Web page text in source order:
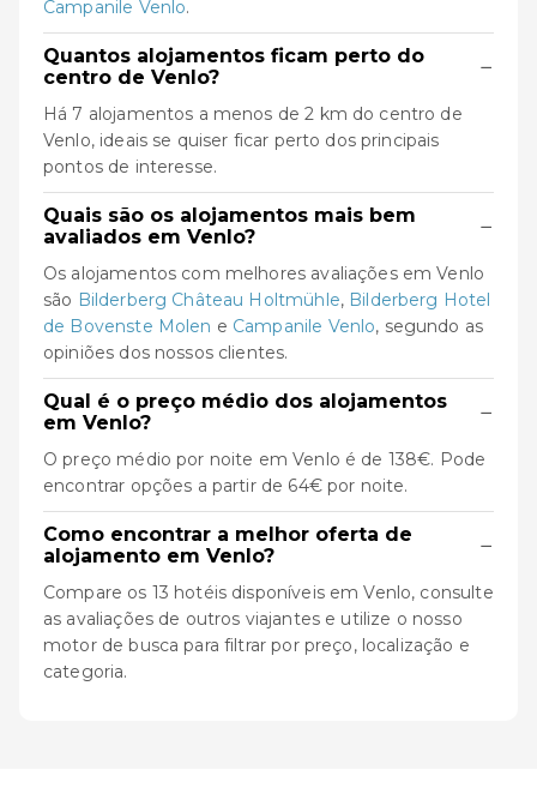
Campanile Venlo.
Quantos alojamentos ficam perto do
centro de Venlo?
−
Há 7 alojamentos a menos de 2 km do centro de
Venlo, ideais se quiser ficar perto dos principais
pontos de interesse.
Quais são os alojamentos mais bem
avaliados em Venlo?
−
Os alojamentos com melhores avaliações em Venlo
são Bilderberg Château Holtmühle, Bilderberg Hotel
de Bovenste Molen e Campanile Venlo, segundo as
opiniões dos nossos clientes.
Qual é o preço médio dos alojamentos
em Venlo?
−
O preço médio por noite em Venlo é de 138€. Pode
encontrar opções a partir de 64€ por noite.
Como encontrar a melhor oferta de
alojamento em Venlo?
−
Compare os 13 hotéis disponíveis em Venlo, consulte
as avaliações de outros viajantes e utilize o nosso
motor de busca para filtrar por preço, localização e
categoria.